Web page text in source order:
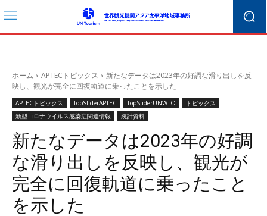
ホーム APTECトピックス
新たなデータは2023年の好調な滑り出しを反
映し、観光が完全に回復軌道に乗ったことを示した
APTECトピックス TopSliderAPTEC TopSliderUNWTO
トピックス
新型コロナウイルス感染症関連情報
統計資料
新たなデータは2023年の好調
な滑り出しを反映し、観光が
完全に回復軌道に乗ったこと
を示した